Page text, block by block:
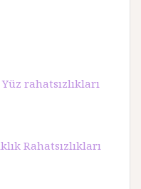
rahatsızlıkları
Rahatsızlıkları